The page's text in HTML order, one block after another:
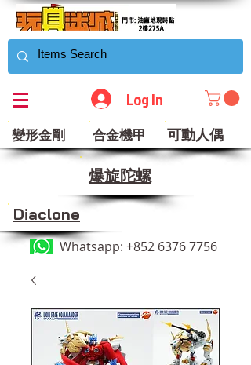
Log In
變形金剛 合金機甲 可動人偶
​爆旋陀螺
Diaclone
Whatsapp: +852 6376 7756